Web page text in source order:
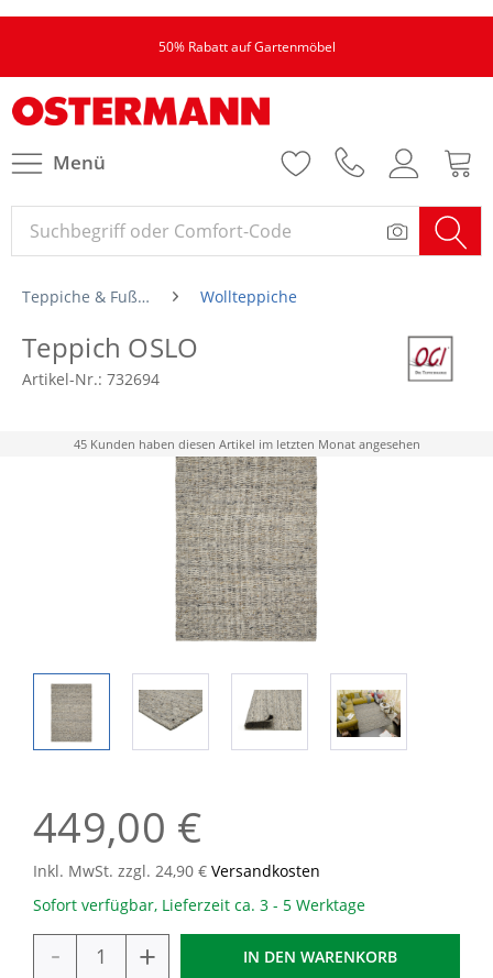
50% Rabatt auf Gartenmöbel
Menü
Teppiche & Fußmatten Wollteppiche
Teppich OSLO
Artikel-Nr.: 732694
45 Kunden haben diesen Artikel im letzten Monat angesehen
449,00 €
Inkl. MwSt. zzgl. 24,90 € Versandkosten
Sofort verfügbar, Lieferzeit ca. 3 - 5 Werktage
- + IN DEN WARENKORB